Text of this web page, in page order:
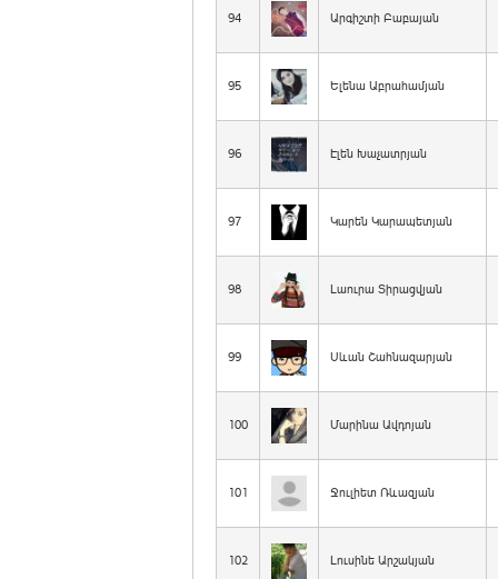
94 Արգիշտի Բաբայան
95 Ելենա Աբրահամյան
96 Էլեն Խաչատրյան
97 Կարեն Կարապետյան
98 Լաուրա Տիրացվյան
99 Սևան Շահնազարյան
100 Մարինա Ավդոյան
101 Ջուլիետ Ռևազյան
102 Լուսինե Արշակյան